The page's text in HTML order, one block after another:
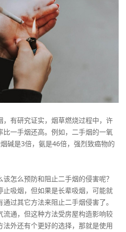
有研究证实，烟草燃烧过程中，许
比一手烟还高。例如，二手烟的一氧
碱是3倍，氨是46倍，强烈致癌物的
怎么预防和阻止二手烟的侵害呢？
吸烟，但如果是长辈吸烟，可能就
过其它方法来阻止二手烟侵害了。
流通，但这种方法受房屋构造影响较
外还有个更好的选择，那就是使用